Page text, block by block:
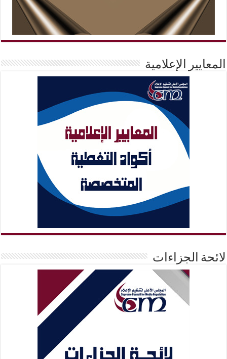
المعايير الإعلامية
لائحة الجزاءات